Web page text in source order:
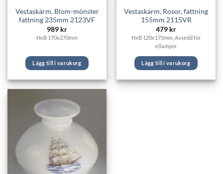
Vestaskärm, Blom-mönster
fattning 235mm 2123VF
989 kr
HxB 170x270mm
Lägg till i varukorg
Vestaskärm, Rosor, fattning
155mm 2115VR
479 kr
HxB 120x175mm, Avsedd för
ellampor
Lägg till i varukorg